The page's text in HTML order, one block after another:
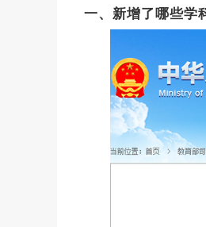
一、新增了哪些学